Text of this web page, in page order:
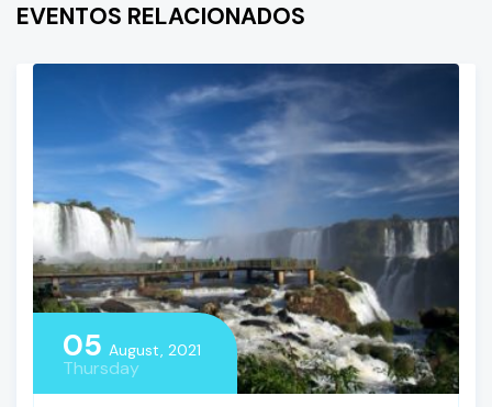
EVENTOS RELACIONADOS
05 August, 2021
Thursday